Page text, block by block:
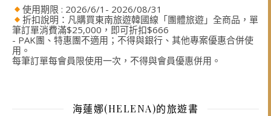
使用期限 : 2026/6/1- 2026/08/31
折扣說明：凡購買東南旅遊韓國線「團體旅遊」全商品，單
筆訂單消費滿$25,000，即可折扣$666
- PAK團、特惠團不適用；不得與銀行、其他專案優惠合併使
用。
每筆訂單每會員限使用一次，不得與會員優惠併用。
海蓮娜(HELENA)的旅遊書